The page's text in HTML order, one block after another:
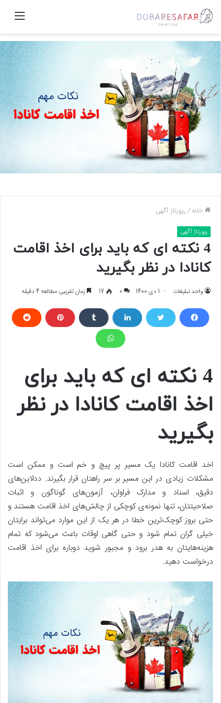
منو
خانه /رپورتاژ آگهی
رپورتاژ آگهی
4 نکته ای که باید برای اخذ اقامت
کانادا در نظر بگیرید
واحد تبلیغات 1 دی 1400 0
17 زمان تقریبی مطالعه 4 دقیقه
4 نکته ای که باید برای
اخذ اقامت کانادا در نظر
بگیرید
اخد اقامت کانادا یک مسیر پر پیچ و خم است و ممکن است
مشکلات زیادی در این مسیر بر سر راهتان قرار بگیرند. ددلاین‌های
دقیق، اسناد و مدارک فراوان، آزمون‌های گوناگون و اثبات
صلاحیتتان، تنها نمونه‌ی کوچکی از چالش‌های اخذ اقامت هستند و
حتی بروز کوچک‌ترین خطا در هر یک از این موارد می‌تواند برایتان
خیلی گران تمام شود و حتی گاهی اوقات باعث می‌شود که تمام
هزینه‌هایتان به هدر برود و مجبور شوید دوباره برای اخذ اقامت
درخواست دهید.